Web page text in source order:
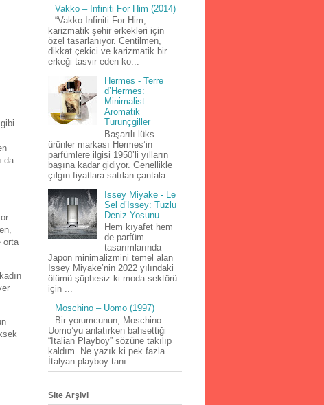
da
orta
Vakko – Infiniti For Him (2014)
“Vakko Infiniti For Him,
karizmatik şehir erkekleri için
özel tasarlanıyor. Centilmen,
dikkat çekici ve karizmatik bir
erkeği tasvir eden ko...
Hermes - Terre
d’Hermes:
Minimalist
Aromatik
Turunçgiller
Başarılı lüks
ürünler markası Hermes’in
parfümlere ilgisi 1950’li yılların
başına kadar gidiyor. Genellikle
çılgın fiyatlara satılan çantala...
Issey Miyake - Le
Sel d’Issey: Tuzlu
Deniz Yosunu
Hem kıyafet hem
de parfüm
tasarımlarında
Japon minimalizmini temel alan
Issey Miyake’nin 2022 yılındaki
ölümü şüphesiz ki moda sektörü
için ...
Moschino – Uomo (1997)
Bir yorumcunun, Moschino –
Uomo’yu anlatırken bahsettiği
“İtalian Playboy” sözüne takılıp
kaldım. Ne yazık ki pek fazla
İtalyan playboy tanı...
Site Arşivi